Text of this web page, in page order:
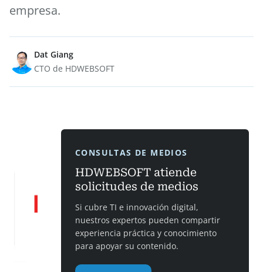
empresa.
Dat Giang
CTO de HDWEBSOFT
CONSULTAS DE MEDIOS
HDWEBSOFT atiende
solicitudes de medios
Si cubre TI e innovación digital,
nuestros expertos pueden compartir
experiencia práctica y conocimiento
para apoyar su contenido.